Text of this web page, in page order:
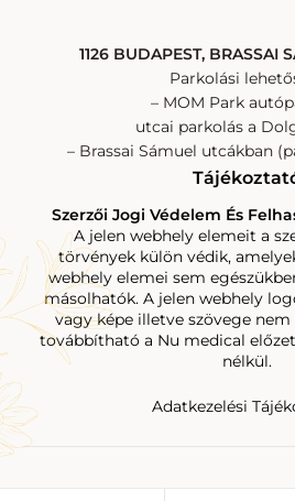
1126 BUDAPEST, BRASSAI
Parkolási
– MOM Park
utcai parkolás a
– Brassai Sámuel utcákban
Szerzői Jogi Védelem És
A jelen webhely elemeit a
törvények külön védik,
webhely elemei sem
másolhatók. A jelen webhely
vagy képe illetve szövege
továbbítható a Nu medical
nélkül.
Adatkezelési